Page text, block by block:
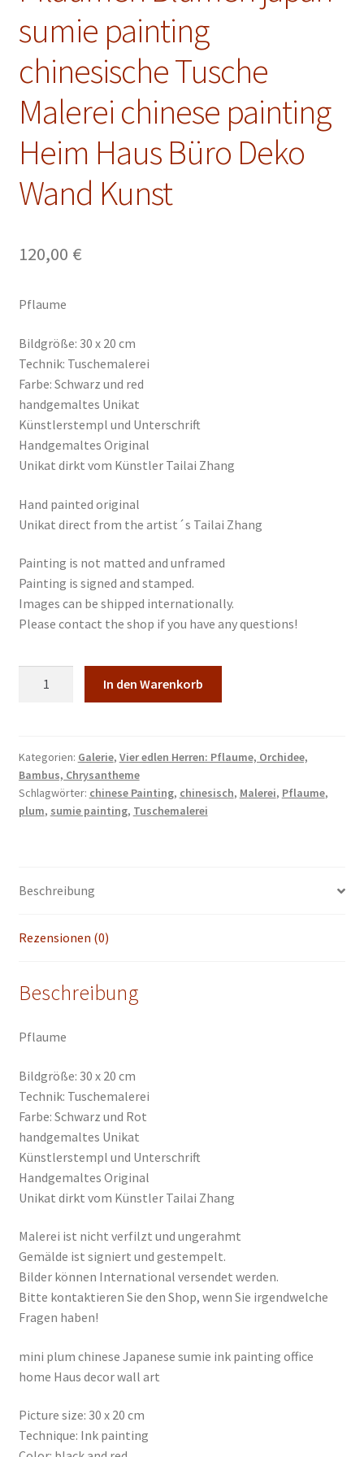
Konto Login
sumie painting
chinesische Tusche
Malerei chinese painting
Heim Haus Büro Deko
Wand Kunst
120,00 €
Pflaume
Bildgröße: 30 x 20 cm
Technik: Tuschemalerei
Farbe: Schwarz und red
handgemaltes Unikat
Künstlerstempl und Unterschrift
Handgemaltes Original
Unikat dirkt vom Künstler Tailai Zhang
Hand painted original
Unikat direct from the artist´s Tailai Zhang
Painting is not matted and unframed
Painting is signed and stamped.
Images can be shipped internationally.
Please contact the shop if you have any questions!
painting
chinesische
Tusche
Malerei
Haus
Deko
Menge
In den Warenkorb
Kategorien: Galerie, Vier edlen Herren: Pflaume, Orchidee,
Bambus, Chrysantheme
Schlagwörter: chinese Painting, chinesisch, Malerei, Pflaume,
plum, sumie painting, Tuschemalerei
Beschreibung
Rezensionen (0)
Beschreibung
Pflaume
Bildgröße: 30 x 20 cm
Technik: Tuschemalerei
Farbe: Schwarz und Rot
handgemaltes Unikat
Künstlerstempl und Unterschrift
Handgemaltes Original
Unikat dirkt vom Künstler Tailai Zhang
Malerei ist nicht verfilzt und ungerahmt
Gemälde ist signiert und gestempelt.
Bilder können International versendet werden.
Bitte kontaktieren Sie den Shop, wenn Sie irgendwelche
Fragen haben!
mini plum chinese Japanese sumie ink painting office
home Haus decor wall art
Picture size: 30 x 20 cm
Technique: Ink painting